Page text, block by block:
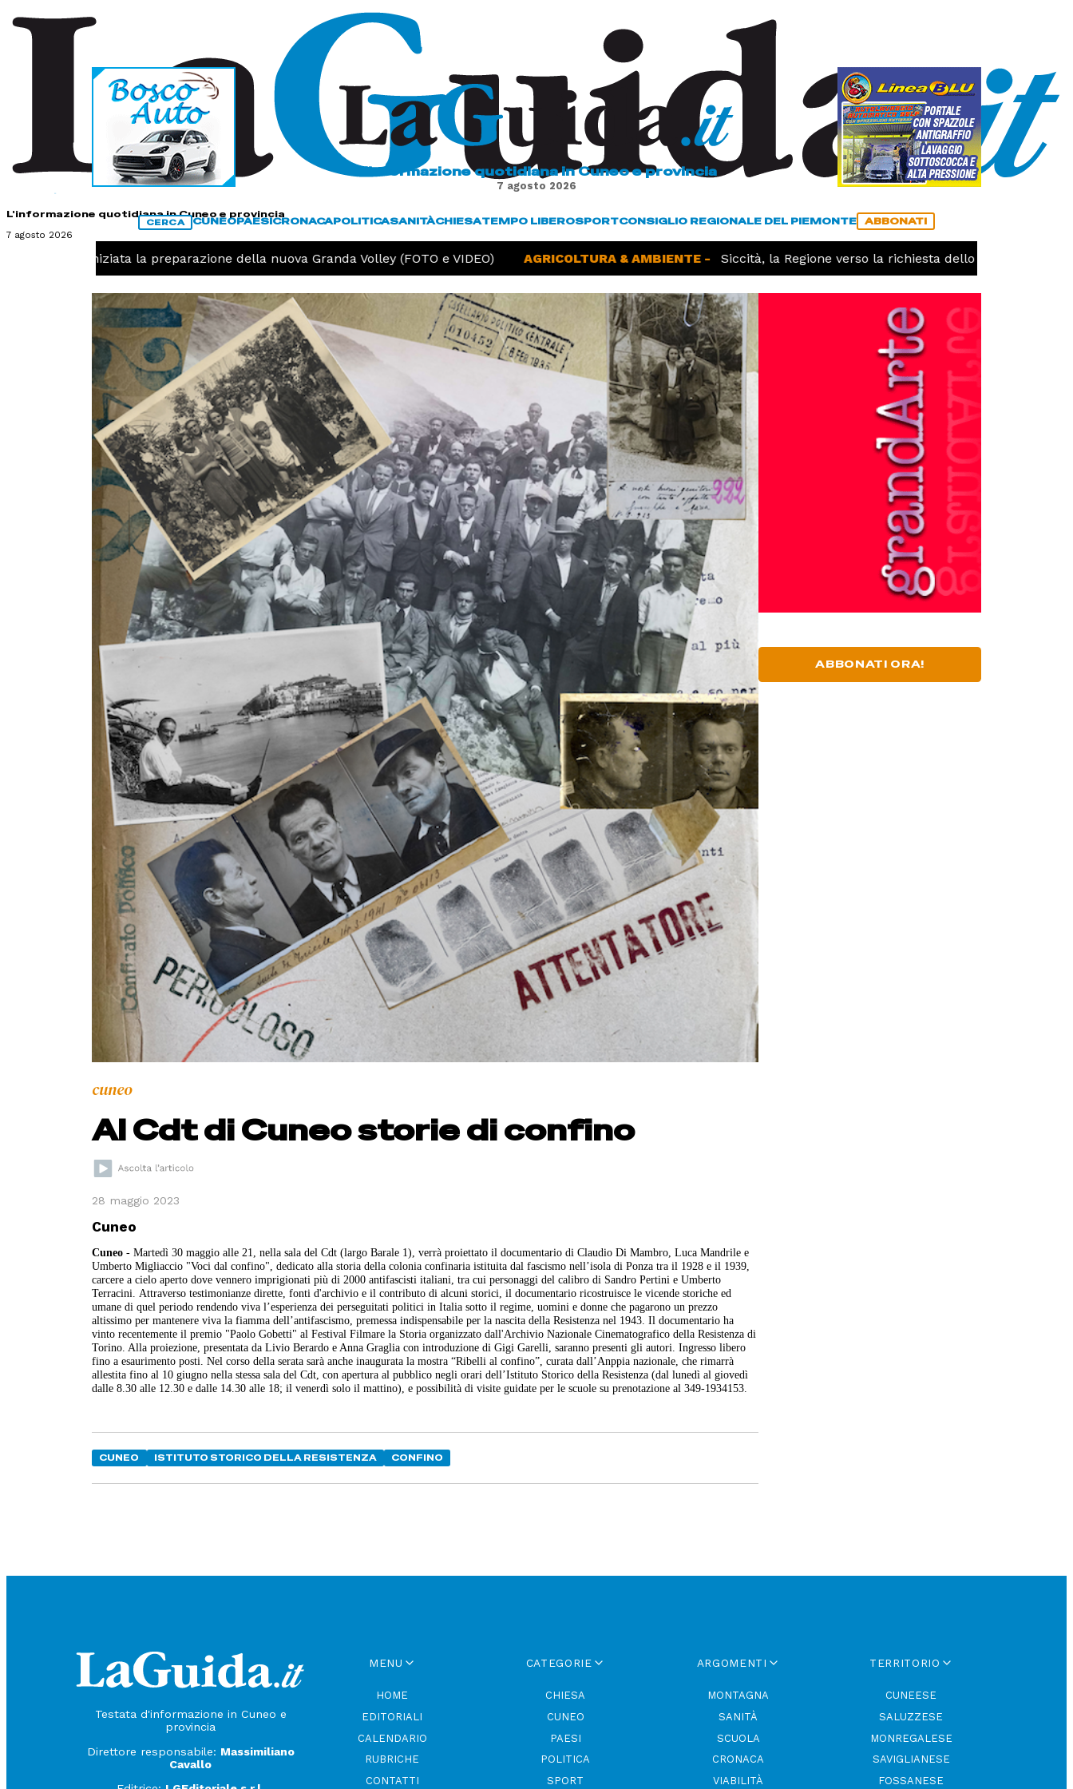
L'informazione quotidiana in Cuneo e provincia
7 agosto 2026
L'informazione quotidiana in Cuneo e provincia
7 agosto 2026
CERCA CUNEOPAESICRONACAPOLITICASANITÀCHIESATEMPO LIBEROSPORTCONSIGLIO REGIONALE DEL PIEMONTE ABBONATI
Pallavolo, iniziata la preparazione della nuova Granda Volley (FOTO e VIDEO) AGRICOLTURA & AMBIENTE - Siccità, la Regione verso la richiesta dello stato di calamità
cuneo
Al Cdt di Cuneo storie di confino
28 maggio 2023
Cuneo
Cuneo - Martedì 30 maggio alle 21, nella sala del Cdt (largo Barale 1), verrà proiettato il documentario di Claudio Di Mambro, Luca Mandrile e
Umberto Migliaccio "Voci dal confino", dedicato alla storia della colonia confinaria istituita dal fascismo nell’isola di Ponza tra il 1928 e il 1939,
carcere a cielo aperto dove vennero imprigionati più di 2000 antifascisti italiani, tra cui personaggi del calibro di Sandro Pertini e Umberto
Terracini. Attraverso testimonianze dirette, fonti d'archivio e il contributo di alcuni storici, il documentario ricostruisce le vicende storiche ed
umane di quel periodo rendendo viva l’esperienza dei perseguitati politici in Italia sotto il regime, uomini e donne che pagarono un prezzo
altissimo per mantenere viva la fiamma dell’antifascismo, premessa indispensabile per la nascita della Resistenza nel 1943. Il documentario ha
vinto recentemente il premio "Paolo Gobetti" al Festival Filmare la Storia organizzato dall'Archivio Nazionale Cinematografico della Resistenza di
Torino. Alla proiezione, presentata da Livio Berardo e Anna Graglia con introduzione di Gigi Garelli, saranno presenti gli autori. Ingresso libero
fino a esaurimento posti. Nel corso della serata sarà anche inaugurata la mostra “Ribelli al confino”, curata dall’Anppia nazionale, che rimarrà
allestita fino al 10 giugno nella stessa sala del Cdt, con apertura al pubblico negli orari dell’Istituto Storico della Resistenza (dal lunedì al giovedì
dalle 8.30 alle 12.30 e dalle 14.30 alle 18; il venerdì solo il mattino), e possibilità di visite guidate per le scuole su prenotazione al 349-1934153.
CUNEO ISTITUTO STORICO DELLA RESISTENZA CONFINO
ABBONATI ORA!
Testata d'informazione in Cuneo e
provincia
Direttore responsabile: Massimiliano
Cavallo
MENU
HOME
EDITORIALI
CALENDARIO
RUBRICHE
CONTATTI
CATEGORIE
CHIESA
CUNEO
PAESI
POLITICA
SPORT
ARGOMENTI
MONTAGNA
SANITÀ
SCUOLA
CRONACA
VIABILITÀ
TERRITORIO
CUNEESE
SALUZZESE
MONREGALESE
SAVIGLIANESE
FOSSANESE